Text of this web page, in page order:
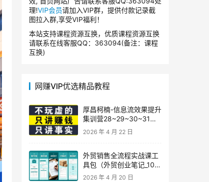
理!VIP会员请加入VIP群，提供付款记录截
图拉入群,享受VIP福利！
本站支持课程资源互换，优质课程资源互换
请联系在线客服QQ：363094(备注：课程
互换)
网赚VIP优选精品教程
厚昌柯楠-信息流效果提升
集训营28~29~30~31
期，智能投放·巨量AD/百
度优化·AI提效指南
2026 年 4 月 22 日
外贸销售全流程实战课工
具包（外贸创业笔记_10年
外贸经验）
2026 年 4 月 20 日